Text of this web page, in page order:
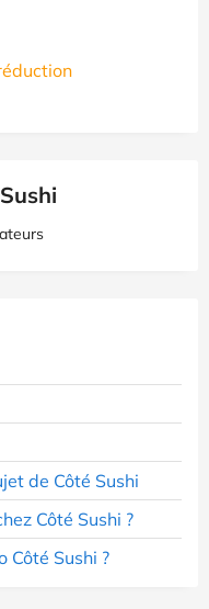
de Côté Sushi
Côté Sushi ?
Côté Sushi ?